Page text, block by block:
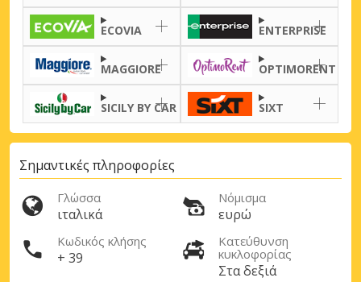
ECOVIA ENTERPRISE
MAGGIORE OPTIMORENT
SICILY BY CAR SIXT
Σημαντικές πληροφορίες
Γλώσσα
ιταλικά
Νόμισμα
ευρώ
Κωδικός κλήσης
+ 39
Κατεύθυνση
κυκλοφορίας
Στα δεξιά